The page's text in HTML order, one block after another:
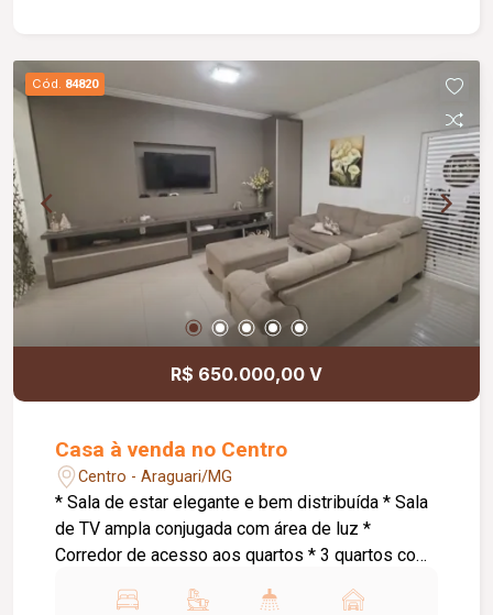
Carregador para veículo elétrico; Portões
eletrônicos; Sistema de alarme com câmeras de
monitoramento; Cerca concertina; Acabamentos
atualizados; Ambientes amplos, modernos e bem
de venda: R$ 1.250.000,00.
Cód. 84820
R$ 650.000,00 V
Casa à venda no Centro
Centro - Araguari/MG
* Sala de estar elegante e bem distribuída * Sala
de TV ampla conjugada com área de luz *
Corredor de acesso aos quartos * 3 quartos com
planejados e banheira de hidromassagem * 1